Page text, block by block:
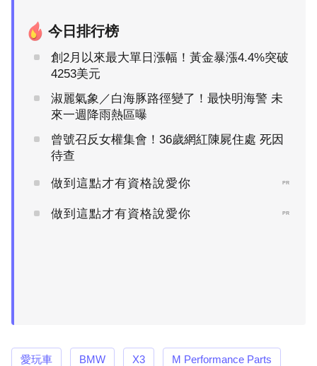
今日排行榜
創2月以來最大單日漲幅！黃金暴漲4.4%突破
4253美元
淑麗氣象／白海豚路徑變了！最快明海警 未
來一週降雨熱區曝
曾號召反女權集會！36歲網紅陳屍住處 死因
待查
做到這點才有資格說愛你 PR
做到這點才有資格說愛你 PR
愛玩車 BMW X3 M Performance Parts